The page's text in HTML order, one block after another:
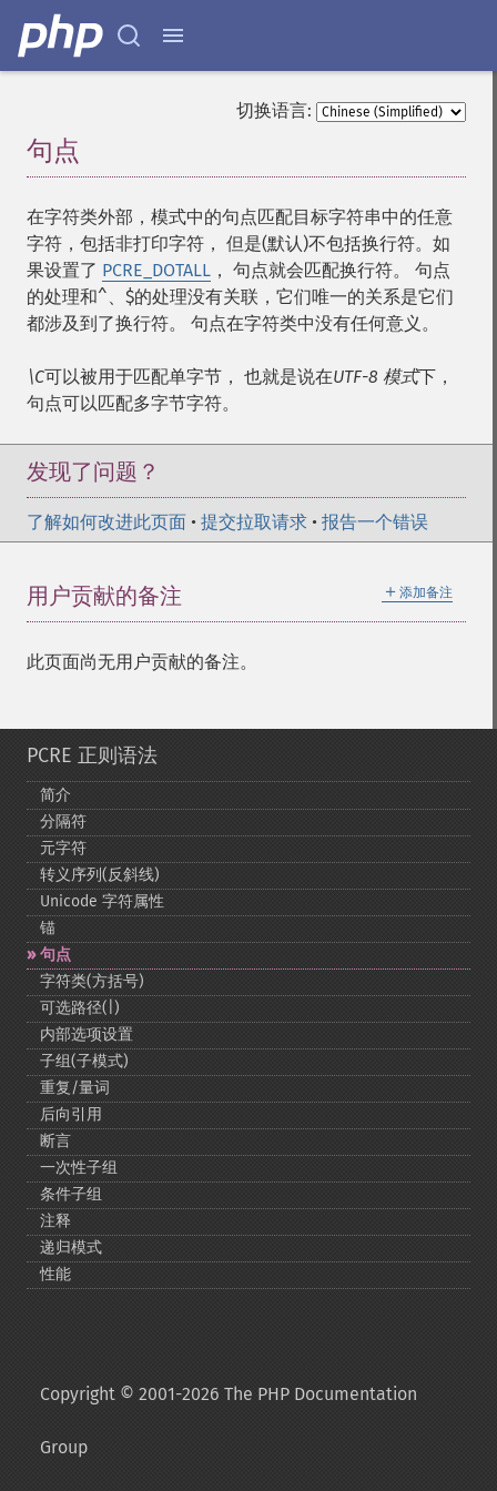
切换语言:
句点
在字符类外部，模式中的句点匹配目标字符串中的任意
字符，包括非打印字符， 但是(默认)不包括换行符。如
果设置了 PCRE_DOTALL ， 句点就会匹配换行符。 句点
的处理和^、$的处理没有关联，它们唯一的关系是它们
都涉及到了换行符。 句点在字符类中没有任何意义。
\C可以被用于匹配单字节， 也就是说在UTF-8 模式下，
句点可以匹配多字节字符。
发现了问题？
了解如何改进此页面 • 提交拉取请求 • 报告一个错误
＋ 添加备注
用户贡献的备注
此页面尚无用户贡献的备注。
PCRE 正则语法
简介
分隔符
元字符
转义序列(反斜线)
Unicode 字符属性
锚
句点
字符类(方括号)
可选路径(|)
内部选项设置
子组(子模式)
重复/量词
后向引用
断言
一次性子组
条件子组
注释
递归模式
性能
Copyright © 2001-2026 The PHP Documentation
Group